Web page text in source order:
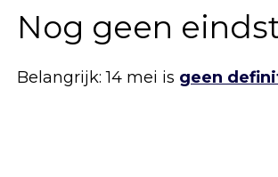
Nog geen
Belangrijk: 14 mei is geen